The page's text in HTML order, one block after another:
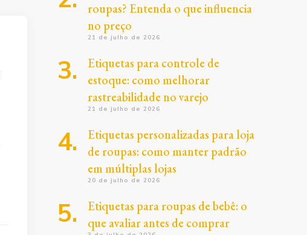
roupas? Entenda o que influencia
no preço
21 de julho de 2026
Etiquetas para controle de
estoque: como melhorar
rastreabilidade no varejo
21 de julho de 2026
Etiquetas personalizadas para loja
de roupas: como manter padrão
em múltiplas lojas
20 de julho de 2026
Etiquetas para roupas de bebê: o
que avaliar antes de comprar